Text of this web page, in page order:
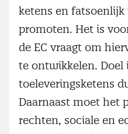
ketens en
promoten. Het is
de EC vraagt om
te ontwikkelen. Doel
toeleverings­ketens
Daarnaast moet het
rechten, sociale en